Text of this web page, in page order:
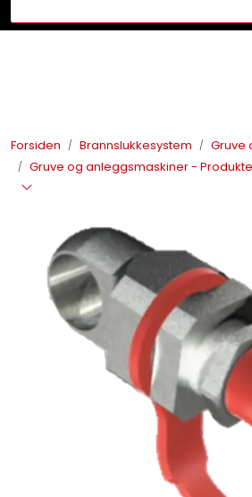
Forsiden Brannslukkesystem
Gruve
Gruve og anleggsmaskiner -
Lysprodukter
Maskinsikring
Bærekraft